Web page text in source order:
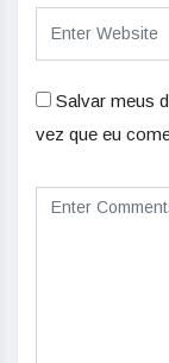
Salvar meus
vez que eu